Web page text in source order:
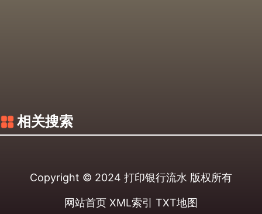
相关搜索
Copyright © 2024 打印银行流水 版权所有
网站首页 XML索引 TXT地图